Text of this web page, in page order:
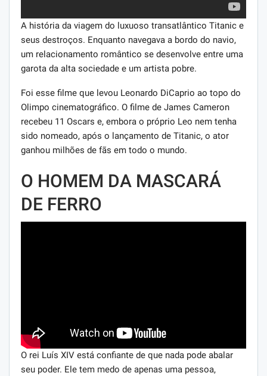
A história da viagem do luxuoso transatlântico Titanic e
seus destroços. Enquanto navegava a bordo do navio,
um relacionamento romântico se desenvolve entre uma
garota da alta sociedade e um artista pobre.
Foi esse filme que levou Leonardo DiCaprio ao topo do
Olimpo cinematográfico. O filme de James Cameron
recebeu 11 Oscars e, embora o próprio Leo nem tenha
sido nomeado, após o lançamento de Titanic, o ator
ganhou milhões de fãs em todo o mundo.
O HOMEM DA MASCARÁ
DE FERRO
O rei Luís XIV está confiante de que nada pode abalar
seu poder. Ele tem medo de apenas uma pessoa,